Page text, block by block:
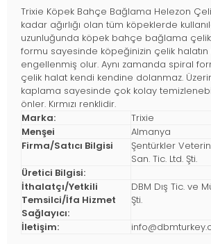
Trixie Köpek Bahçe Bağlama Helezon
kadar ağırlığı olan tüm köpeklerde
uzunluğunda köpek bahçe bağlama çelik
formu sayesinde köpeğinizin çelik halatın
engellenmiş olur. Aynı zamanda spiral
çelik halat kendi kendine dolanmaz.
kaplama sayesinde çok kolay
önler. Kırmızı renklidir.
Marka:
Trixie
Menşei
Almanya
Firma/Satıcı Bilgisi
Şentürkler
San. Tic. Ltd. Şti.
Üretici Bilgisi:
İthalatçı/Yetkili
Temsilci/İfa Hizmet
Sağlayıcı:
DBM Dış Tic. ve
Şti.
İletişim: